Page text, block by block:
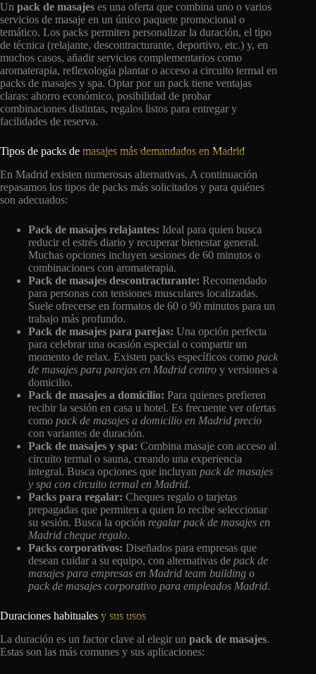
Un pack de masajes es una oferta que combina uno o varios
servicios de masaje en un único paquete promocional o
temático. Los packs permiten personalizar la duración, el tipo
de técnica (relajante, descontracturante, deportivo, etc.) y, en
muchos casos, añadir servicios complementarios como
aromaterapia, reflexología plantar o acceso a circuito termal en
packs de masajes y spa. Optar por un pack tiene ventajas
claras: ahorro económico, posibilidad de probar
combinaciones distintas, regalos listos para entregar y
facilidades de reserva.
Tipos de packs de masajes más demandados en Madrid
En Madrid existen numerosas alternativas. A continuación
repasamos los tipos de packs más solicitados y para quiénes
son adecuados:
Pack de masajes relajantes: Ideal para quien busca
reducir el estrés diario y recuperar bienestar general.
Muchas opciones incluyen sesiones de 60 minutos o
combinaciones con aromaterapia.
Pack de masajes descontracturante: Recomendado
para personas con tensiones musculares localizadas.
Suele ofrecerse en formatos de 60 o 90 minutos para un
trabajo más profundo.
Pack de masajes para parejas: Una opción perfecta
para celebrar una ocasión especial o compartir un
momento de relax. Existen packs específicos como pack
de masajes para parejas en Madrid centro y versiones a
domicilio.
Pack de masajes a domicilio: Para quienes prefieren
recibir la sesión en casa u hotel. Es frecuente ver ofertas
como pack de masajes a domicilio en Madrid precio
con variantes de duración.
Pack de masajes y spa: Combina masaje con acceso al
circuito termal o sauna, creando una experiencia
integral. Busca opciones que incluyan pack de masajes
y spa con circuito termal en Madrid.
Packs para regalar: Cheques regalo o tarjetas
prepagadas que permiten a quien lo recibe seleccionar
su sesión. Busca la opción regalar pack de masajes en
Madrid cheque regalo.
Packs corporativos: Diseñados para empresas que
desean cuidar a su equipo, con alternativas de pack de
masajes para empresas en Madrid team building o
pack de masajes corporativo para empleados Madrid.
Duraciones habituales y sus usos
La duración es un factor clave al elegir un pack de masajes.
Estas son las más comunes y sus aplicaciones: